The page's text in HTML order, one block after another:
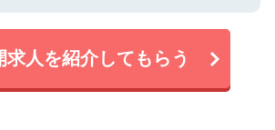
求人を紹介してもらう